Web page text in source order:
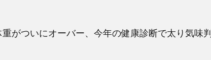
がついにオーバー、今年の健康診断で太り気味判